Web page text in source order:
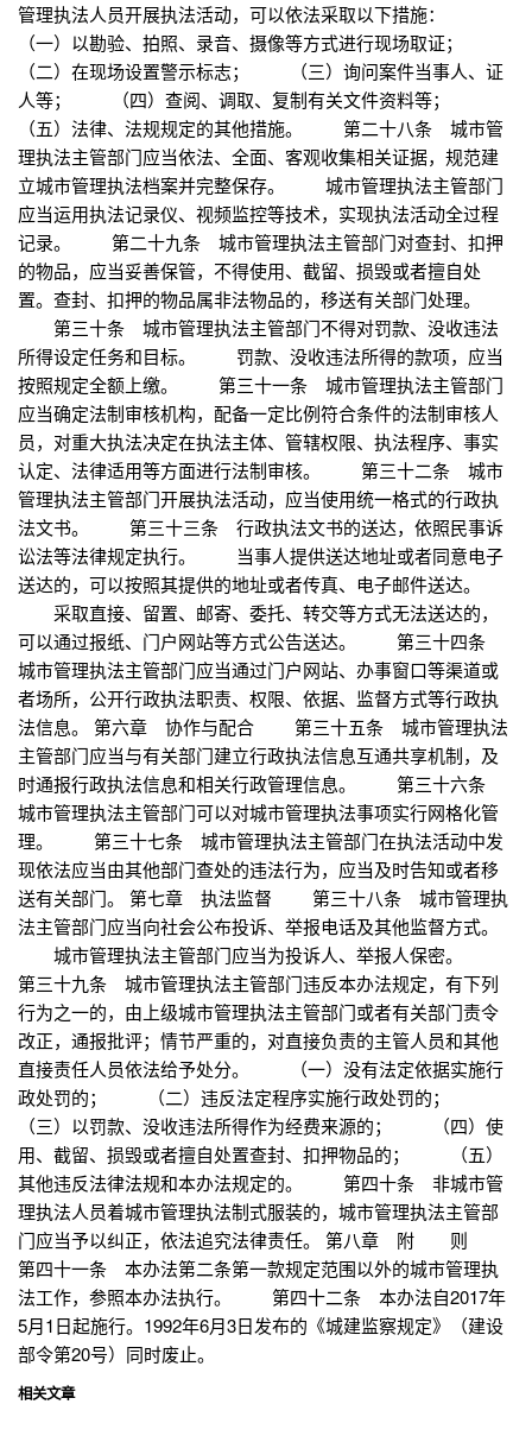
管理执法人员开展执法活动，可以依法采取以下措施：
（一）以勘验、拍照、录音、摄像等方式进行现场取证；
（二）在现场设置警示标志； （三）询问案件当事人、证
人等； （四）查阅、调取、复制有关文件资料等；
（五）法律、法规规定的其他措施。 第二十八条 城市管
理执法主管部门应当依法、全面、客观收集相关证据，规范建
立城市管理执法档案并完整保存。 城市管理执法主管部门
应当运用执法记录仪、视频监控等技术，实现执法活动全过程
记录。 第二十九条 城市管理执法主管部门对查封、扣押
的物品，应当妥善保管，不得使用、截留、损毁或者擅自处
置。查封、扣押的物品属非法物品的，移送有关部门处理。
第三十条 城市管理执法主管部门不得对罚款、没收违法
所得设定任务和目标。 罚款、没收违法所得的款项，应当
按照规定全额上缴。 第三十一条 城市管理执法主管部门
应当确定法制审核机构，配备一定比例符合条件的法制审核人
员，对重大执法决定在执法主体、管辖权限、执法程序、事实
认定、法律适用等方面进行法制审核。 第三十二条 城市
管理执法主管部门开展执法活动，应当使用统一格式的行政执
法文书。 第三十三条 行政执法文书的送达，依照民事诉
讼法等法律规定执行。 当事人提供送达地址或者同意电子
送达的，可以按照其提供的地址或者传真、电子邮件送达。
采取直接、留置、邮寄、委托、转交等方式无法送达的，
可以通过报纸、门户网站等方式公告送达。 第三十四条
城市管理执法主管部门应当通过门户网站、办事窗口等渠道或
者场所，公开行政执法职责、权限、依据、监督方式等行政执
法信息。 第六章 协作与配合 第三十五条 城市管理执法
主管部门应当与有关部门建立行政执法信息互通共享机制，及
时通报行政执法信息和相关行政管理信息。 第三十六条
城市管理执法主管部门可以对城市管理执法事项实行网格化管
理。 第三十七条 城市管理执法主管部门在执法活动中发
现依法应当由其他部门查处的违法行为，应当及时告知或者移
送有关部门。 第七章 执法监督 第三十八条 城市管理执
法主管部门应当向社会公布投诉、举报电话及其他监督方式。
城市管理执法主管部门应当为投诉人、举报人保密。
第三十九条 城市管理执法主管部门违反本办法规定，有下列
行为之一的，由上级城市管理执法主管部门或者有关部门责令
改正，通报批评；情节严重的，对直接负责的主管人员和其他
直接责任人员依法给予处分。 （一）没有法定依据实施行
政处罚的； （二）违反法定程序实施行政处罚的；
（三）以罚款、没收违法所得作为经费来源的； （四）使
用、截留、损毁或者擅自处置查封、扣押物品的； （五）
其他违反法律法规和本办法规定的。 第四十条 非城市管
理执法人员着城市管理执法制式服装的，城市管理执法主管部
门应当予以纠正，依法追究法律责任。 第八章 附 则
第四十一条 本办法第二条第一款规定范围以外的城市管理执
法工作，参照本办法执行。 第四十二条 本办法自2017年
5月1日起施行。1992年6月3日发布的《城建监察规定》（建设
部令第20号）同时废止。
相关文章